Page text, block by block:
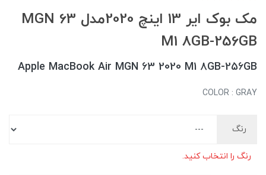
مک بوک ایر 13 اینچ 2020مدل MGN 63
M1 8GB-256GB
Apple MacBook Air MGN 63 2020 M1 8GB-256GB
COLOR : GRAY
رنگ
رنگ را انتخاب کنید.